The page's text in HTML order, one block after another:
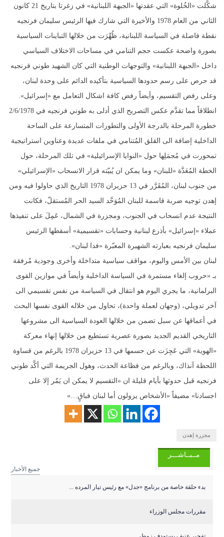
شكَّلت «الخُلوة» التي عقدتها «الجبهة اللبنانية» في زغرتا بتاريخ 21 كانون
الثاني من العام 1978 والأخيرة التي شارك فيها الرئيس سليمان فرنجيه
نقطة فاصلة في السياسة اللبنانية، ظُهِّرَت من خلالها التباينات السياسية
بصورة واضحة عكست حجم التنامي في مساحات الاختلاف السياسي
داخل «الجبهة اللبنانية» والتوجهات الوطنية التي كان الشهيد طوني فرنجيه
قد حرص على رسم حدودها السياسية بتأكيده الدائم على وحدة لبنان،
وعلى رفض التقسيم، وأيضاً رفض كافة اشكال التعامل مع «إسرائيل».
انطلاقاً مما تقدَّم عكس التصريح الذي أدلى به طوني فرنجيه في 2/6/1978
خطورة المرحلة بالدرجة الأولى والتطورات المتسارعة على الساحة
الداخلية إضافة الى القلق المُتنامي في ملفات عديدة وعناوين استراتيجية
تمحورت في مُجمَلِها حول «النوايا الإسرائيلية» في تلك المرحلة، حول
الخطة المُعَدَّة «للبنان» وما يمكن ان يُبيّته قرار الانسحاب «الإسرائيلي»
من جنوب لبنان، المُقَرَّر في 13 حزيران 1978 التاريخ الذي حاولوا فيه ومن
إهدن توجيه ضربة قاسمة للبنان المُوَحَّد السيد الحر المُستقلّ، فكانت
النتيجة عدم انسحاب في الجنوب، ومجزرة في الشمال، عَمِلَ على تنفيذها
عملاء «إسرائيل» بأذرع لبنانية وحسابات «تقسيمية» أسقطها الرئيس
سليمان فرنجيه بعبارته الشهيرة المعبّرة «فدا لبنان».
لبنان بين الأمس واليوم، مواقف سياسية متداخلة وأخرى وجودية مُرفقة
بـ «حروب إلغاء مستمرة في السياسة الداخلية وأيضاً في موازين القوى
البرلمانية، ما يجري اليوم هو انتقال في السياسة من نفس تقسيمي الى
آخر تدويلي، (وجهان لعملة واحدة)، تحاول من خلاله القوى نفسها البحث
في أعماقها عن سبل تضمن من خلالها العودة السياسية الى مشروعها
التاريخي القديم الجديد بصورة عصرية تستطيع من خلالها إنهاء معركة
«الهوية» التي عَجِزَت عن حسمها في 13 حزيران 1978 بالرغم من قساوة
اللحظة آنذاك، وبالرغم من فظاعة الحدث، وهول الجريمة التي أكَّد طوني
فرنجيه قبل حدوثها بأيام قليلة ان «التقسيم لا يمكن ان يَمٌر إلا على
اجسادنا» مضيفاً «الأشخاص يزولون أما لبنان فباقٍ…»
مجزرة إهدن
مــبــاشـــر
جميع الأخبار
بدء حلقة خاصة من برنامج «جدل» مع رئيس تيار المرده ...
مقررات مجلس الوزراء